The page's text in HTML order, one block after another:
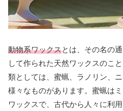
動物系ワックスとは、その名の
して作られた天然ワックスのこ
類としては、蜜蝋、ラノリン、
様々なものがあります。蜜蝋は
ワックスで、古代から人々に利